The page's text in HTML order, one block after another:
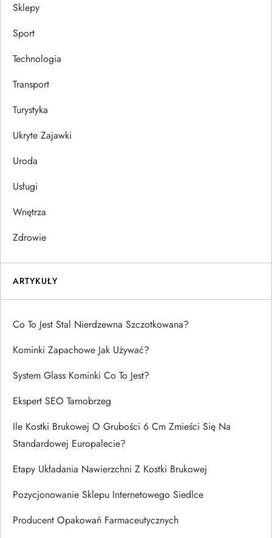
Sklepy
Sport
Technologia
Transport
Turystyka
Ukryte Zajawki
Uroda
Usługi
Wnętrza
Zdrowie
ARTYKUŁY
Co To Jest Stal Nierdzewna Szczotkowana?
Kominki Zapachowe Jak Używać?
System Glass Kominki Co To Jest?
Ekspert SEO Tarnobrzeg
Ile Kostki Brukowej O Grubości 6 Cm Zmieści Się Na
Standardowej Europalecie?
Etapy Układania Nawierzchni Z Kostki Brukowej
Pozycjonowanie Sklepu Internetowego Siedlce
Producent Opakowań Farmaceutycznych